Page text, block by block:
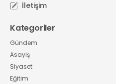
İletişim
Kategoriler
Gündem
Asayiş
Siyaset
Eğitim